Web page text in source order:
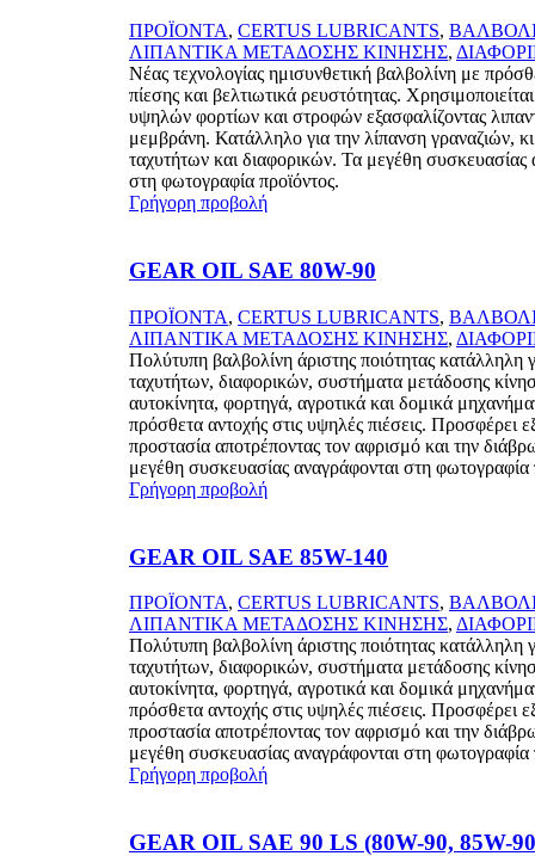
ΠΡΟΪΟΝΤΑ, CERTUS LUBRICANTS,
ΛΙΠΑΝΤΙΚΑ ΜΕΤΑΔΟΣΗΣ ΚΙΝΗΣΗΣ,
Νέας τεχνολογίας ημισυνθετική βαλβολίνη με
πίεσης και βελτιωτικά ρευστότητας.
υψηλών φορτίων και στροφών εξασφαλίζοντας
μεμβράνη. Κατάλληλο για την λίπανση γραναζιών,
ταχυτήτων και διαφορικών. Τα μεγέθη συσκευασίας
στη φωτογραφία προϊόντος.
Γρήγορη προβολή
GEAR OIL SAE 80W-90
ΠΡΟΪΟΝΤΑ, CERTUS LUBRICANTS,
ΛΙΠΑΝΤΙΚΑ ΜΕΤΑΔΟΣΗΣ ΚΙΝΗΣΗΣ,
Πολύτυπη βαλβολίνη άριστης ποιότητας κατάλληλη
ταχυτήτων, διαφορικών, συστήματα μετάδοσης
αυτοκίνητα, φορτηγά, αγροτικά και δομικά
πρόσθετα αντοχής στις υψηλές πιέσεις. Προσφέρει
προστασία αποτρέποντας τον αφρισμό και την
μεγέθη συσκευασίας αναγράφονται στη φωτογραφία
Γρήγορη προβολή
GEAR OIL SAE 85W-140
ΠΡΟΪΟΝΤΑ, CERTUS LUBRICANTS,
ΛΙΠΑΝΤΙΚΑ ΜΕΤΑΔΟΣΗΣ ΚΙΝΗΣΗΣ,
Πολύτυπη βαλβολίνη άριστης ποιότητας κατάλληλη
ταχυτήτων, διαφορικών, συστήματα μετάδοσης
αυτοκίνητα, φορτηγά, αγροτικά και δομικά
πρόσθετα αντοχής στις υψηλές πιέσεις. Προσφέρει
προστασία αποτρέποντας τον αφρισμό και την
μεγέθη συσκευασίας αναγράφονται στη φωτογραφία
Γρήγορη προβολή
GEAR OIL SAE 90 LS (80W-90, 85W-